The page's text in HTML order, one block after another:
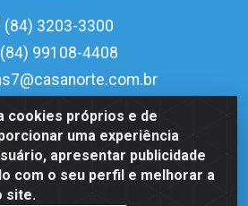
cookies próprios e de
uma experiência
apresentar publicidade
com o seu perfil e melhorar a
site.
(84) 3203-3300
(84) 99108-4408
Interventor Mário Câmara, 1815 -
Natal/RN - CEP 59054-600 - CNPJ
0001-51